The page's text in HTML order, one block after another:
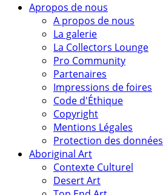
Apropos de nous
A propos de nous
La galerie
La Collectors Lounge
Pro Community
Partenaires
Impressions de foires
Code d'Éthique
Copyright
Mentions Légales
Protection des données
Aboriginal Art
Contexte Culturel
Desert Art